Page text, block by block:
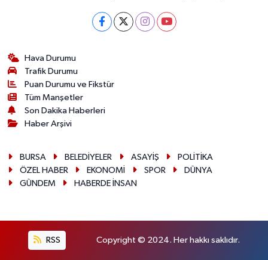
Hava Durumu
Trafik Durumu
Puan Durumu ve Fikstür
Tüm Manşetler
Son Dakika Haberleri
Haber Arşivi
BURSA BELEDİYELER ASAYİŞ
POLİTİKA
ÖZEL HABER
EKONOMİ SPOR
DÜNYA
GÜNDEM
HABERDE İNSAN
RSS Copyright © 2024. Her hakkı saklıdır.